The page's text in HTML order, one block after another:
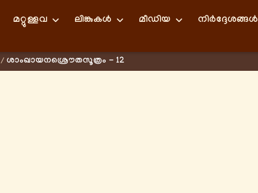
മറ്റുള്ളവ ലിങ്കുകള്‍ മീഡിയ നിർദ്ദേശങ്ങൾ
/ ശാംഖായനശ്രൌതസൂത്രം - 12